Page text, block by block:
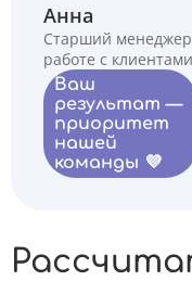
Анна
Старший
работе с клиентами
Ваш
результат —
приоритет
нашей
команды 💜